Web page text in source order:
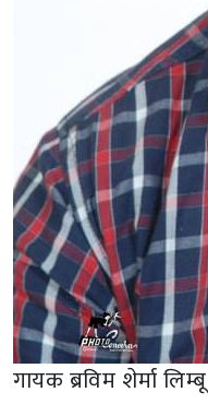
गायक ब्रविम शेर्मा लिम्बू